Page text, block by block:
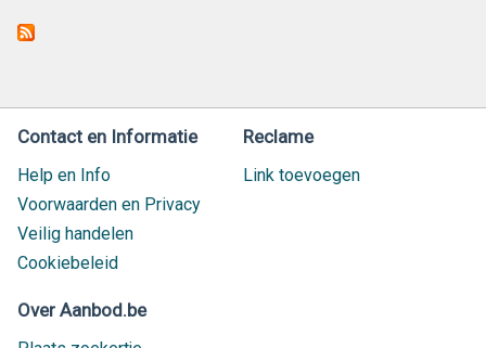
Contact en Informatie
Help en Info
Voorwaarden en Privacy
Veilig handelen
Cookiebeleid
Reclame
Link toevoegen
Over Aanbod.be